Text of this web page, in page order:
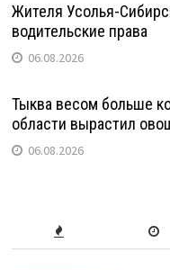
Жителя Усолья-
водительские права
06.08.2026
Тыква весом больше
области вырастил
06.08.2026